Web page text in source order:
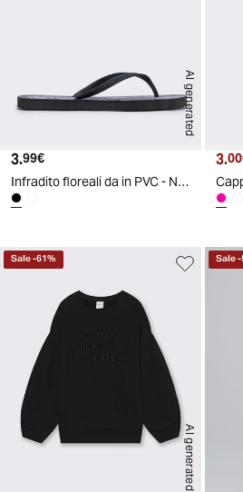
AI generated
Prezzo attuale
3.99€
Infradito floreali da in PVC - Nero
3.
AI generated
Sale-61% Sale-